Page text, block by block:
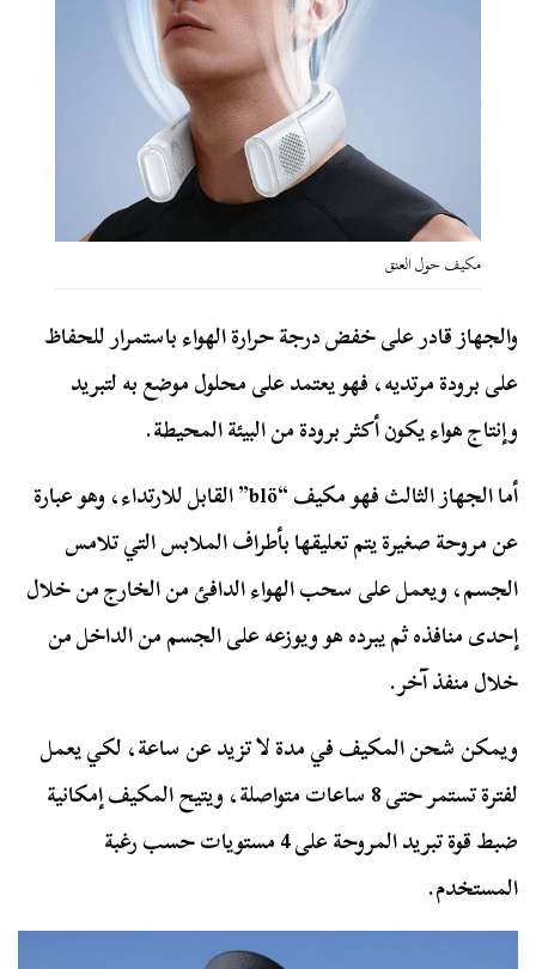
مكيف حول العنق
والجهاز قادر على خفض درجة حرارة الهواء باستمرار للحفاظ
على برودة مرتديه، فهو يعتمد على محلول موضع به لتبريد
وإنتاج هواء يكون أكثر برودة من البيئة المحيطة.
أما الجهاز الثالث فهو مكيف “blö” القابل للارتداء، وهو عبارة
عن مروحة صغيرة يتم تعليقها بأطراف الملابس التي تلامس
الجسم، ويعمل على سحب الهواء الدافئ من الخارج من خلال
إحدى منافذه ثم يبرده هو ويوزعه على الجسم من الداخل من
خلال منفذ آخر.
ويمكن شحن المكيف في مدة لا تزيد عن ساعة، لكي يعمل
لفترة تستمر حتى 8 ساعات متواصلة، ويتيح المكيف إمكانية
ضبط قوة تبريد المروحة على 4 مستويات حسب رغبة
المستخدم.